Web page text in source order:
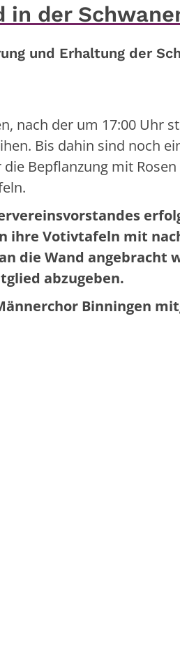
der
und Erhaltung der
nach der um 17:00 Uhr
Bis dahin sind noch
Bepflanzung mit
ihre Votivtafeln mit
die Wand angebracht
abzugeben.
Binningen